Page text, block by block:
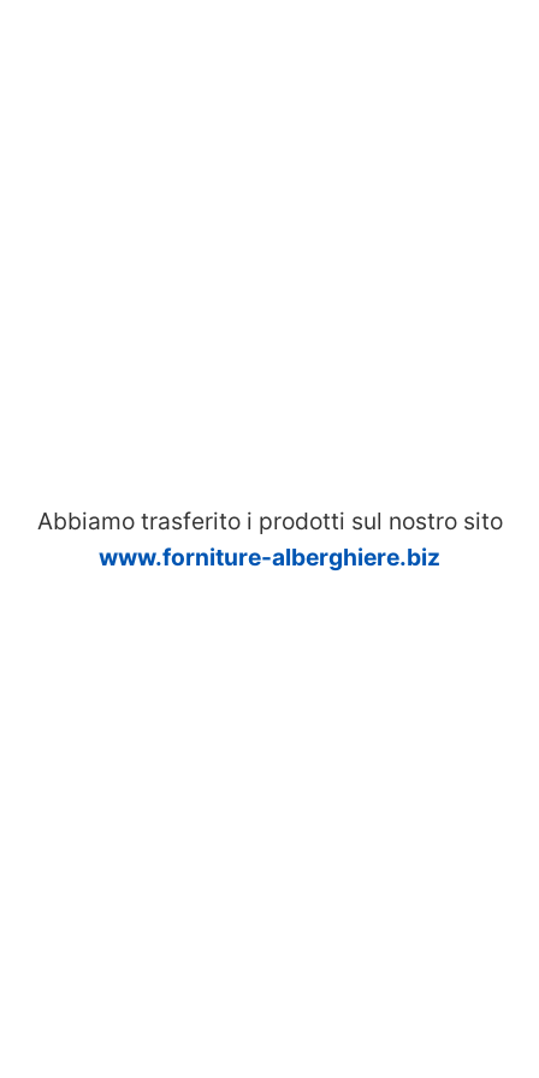
Abbiamo trasferito i prodotti sul nostro sito
www.forniture-alberghiere.biz